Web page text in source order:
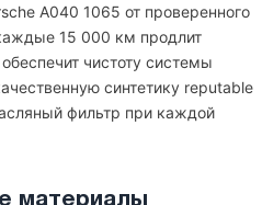
A040 1065 от проверенного
15 000 км продлит
чистоту системы
синтетику reputable
фильтр при каждой
материалы